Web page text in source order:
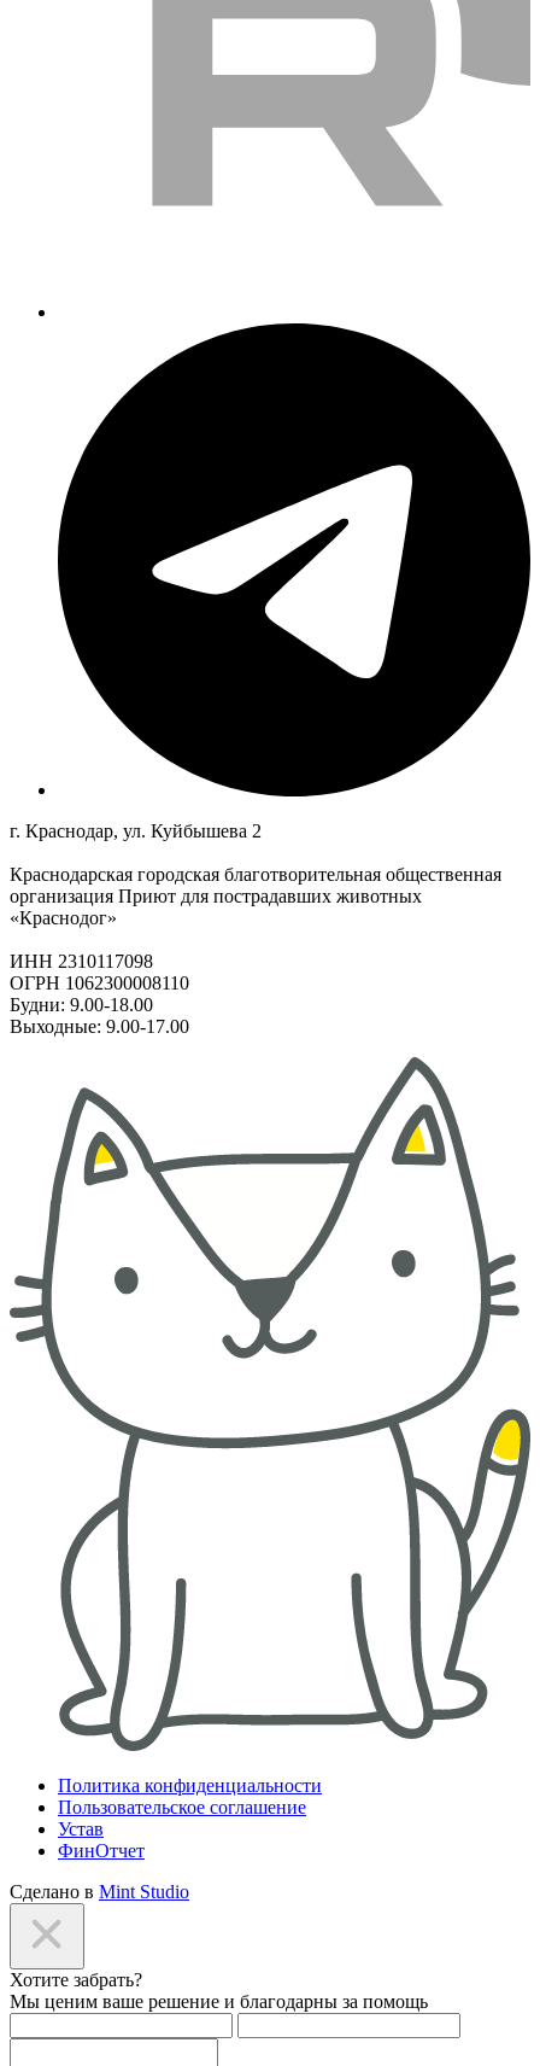
г. Краснодар, ул. Куйбышева 2
Краснодарская городская благотворительная общественная
организация Приют для пострадавших животных
«Краснодог»
ИНН 2310117098
ОГРН 1062300008110
Будни: 9.00-18.00
Выходные: 9.00-17.00
Политика конфиденциальности
Пользовательское соглашение
Устав
ФинОтчет
Сделано в Mint Studio
Хотите забрать?
Мы ценим ваше решение и благодарны за помощь